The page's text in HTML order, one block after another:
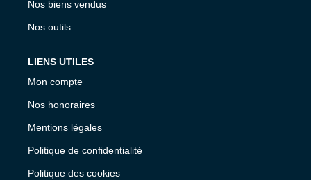
Nos biens vendus
Nos outils
LIENS UTILES
Mon compte
Nos honoraires
Mentions légales
Politique de confidentialité
Politique des cookies